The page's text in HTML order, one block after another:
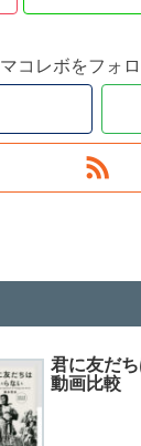
マコレボをフォ
君に友だ
動画比較